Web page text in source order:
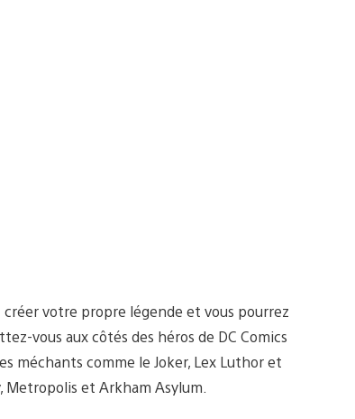
créer votre propre légende et vous pourrez
vous aux côtés des héros de DC Comics
méchants comme le Joker, Lex Luthor et
Metropolis et Arkham Asylum.